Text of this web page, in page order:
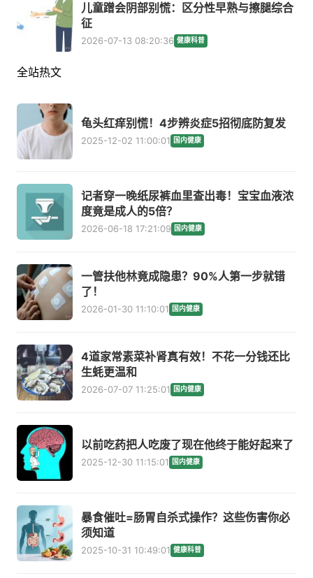
儿童蹭会阴部别慌：区分性早熟与擦腿综合
征
2026-07-13 08:20:36 健康科普
全站热文
龟头红痒别慌！4步辨炎症5招彻底防复发
2025-12-02 11:00:01 国内健康
记者穿一晚纸尿裤血里查出毒！宝宝血液浓
度竟是成人的5倍？
2026-06-18 17:21:09 国内健康
一管扶他林竟成隐患？90%人第一步就错
了！
2026-01-30 11:10:01 国内健康
4道家常素菜补肾真有效！不花一分钱还比
生蚝更温和
2026-07-07 11:25:01 国内健康
以前吃药把人吃废了现在他终于能好起来了
2025-12-30 11:15:01 国内健康
暴食催吐=肠胃自杀式操作？这些伤害你必
须知道
2025-10-31 10:49:01 健康科普